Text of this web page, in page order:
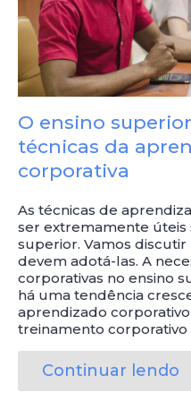
O ensino
técnicas da
corporativa
As técnicas de
ser extremamente úteis
superior. Vamos
devem adotá-las. A
corporativas no ensino
há uma tendência
aprendizado
treinamento
Continuar lendo